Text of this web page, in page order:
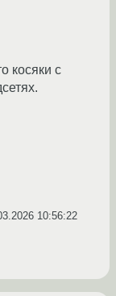
косяки с
10:56:22